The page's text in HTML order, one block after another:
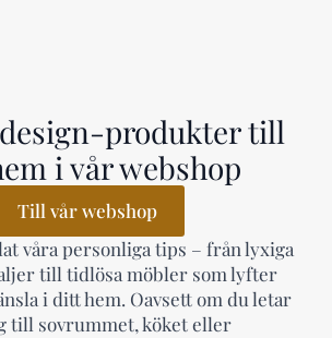
produkter till
i vår webshop
Till vår webshop
våra personliga tips – från lyxiga
till tidlösa möbler som lyfter
i ditt hem. Oavsett om du letar
till sovrummet, köket eller